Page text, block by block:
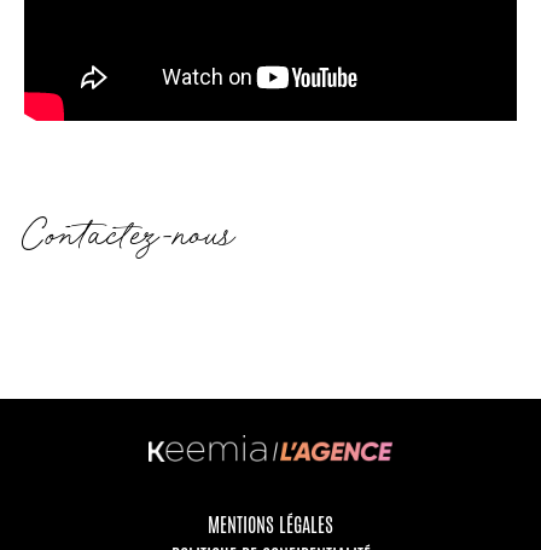
Contactez-nous
MENTIONS LÉGALES